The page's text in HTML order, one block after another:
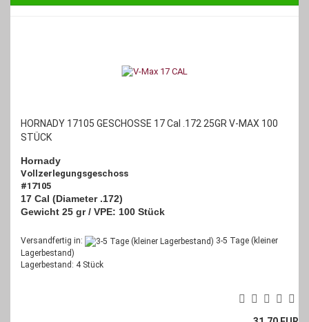
HORNADY 17105 GESCHOSSE 17 Cal .172 25GR V-MAX 100
STÜCK
Hornady
Vollzerlegungsgeschoss
#17105
17 Cal (Diameter .172)
Gewicht 25 gr / VPE: 100 Stück
Versandfertig in:
3-5 Tage (kleiner
Lagerbestand)
Lagerbestand: 4 Stück